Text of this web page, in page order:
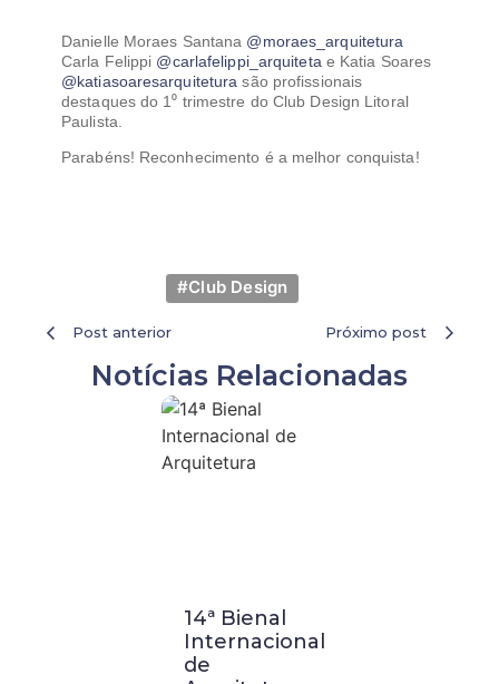
Danielle Moraes Santana @moraes_arquitetura
Carla Felippi @carlafelippi_arquiteta e Katia Soares
@katiasoaresarquitetura são profissionais
destaques do 1⁰ trimestre do Club Design Litoral
Paulista.
Parabéns! Reconhecimento é a melhor conquista!
#Club Design
Post anterior Próximo post
Notícias Relacionadas
14ª Bienal
Internacional
de